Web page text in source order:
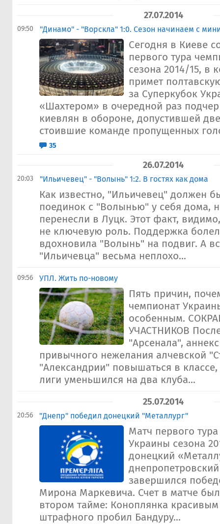
27.07.2014
09:50 "Динамо" - "Ворскла" 1:0. Сезон начинаем с
Сегодня в Киеве
первого тура
сезона 2014/15, в
примет
за Суперкубок
«Шахтером» в очередной раз
киевлян в обороне, допустившей
стоившие команде пропущенных
35
26.07.2014
20:03 "Ильичевец" - "Волынь" 1:2. В гостях как дома
Как известно, "Ильичевец" должен
поединок с "Волынью" у себя дома,
перенесли в Луцк. Этот факт,
не ключевую роль. Поддержка
вдохновила "Волынь" на подвиг. А
"Ильичевца" весьма неплохо...
09:56 УПЛ. Жить по-новому
Пять причин,
чемпионат
особенным.
УЧАСТНИКОВ
"Арсенала",
привычного нежелания алчевской
"Александрии" повышаться в
лиги уменьшился на два клуба...
25.07.2014
20:56 "Днепр" победил донецкий "Металлург"
Матч первого
Украины сезона
донецкий
завершился
Мирона Маркевича. Счет в матче
втором тайме: Коноплянка
штрафного пробил Бандуру...